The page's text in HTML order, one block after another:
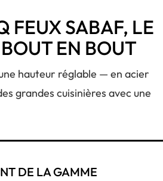
FEUX SABAF, LE
EN BOUT
hauteur réglable — en acier
grandes cuisinières avec une
DE LA GAMME